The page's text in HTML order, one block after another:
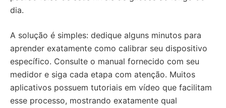
dia.
A solução é simples: dedique alguns minutos para
aprender exatamente como calibrar seu dispositivo
específico. Consulte o manual fornecido com seu
medidor e siga cada etapa com atenção. Muitos
aplicativos possuem tutoriais em vídeo que facilitam
esse processo, mostrando exatamente qual